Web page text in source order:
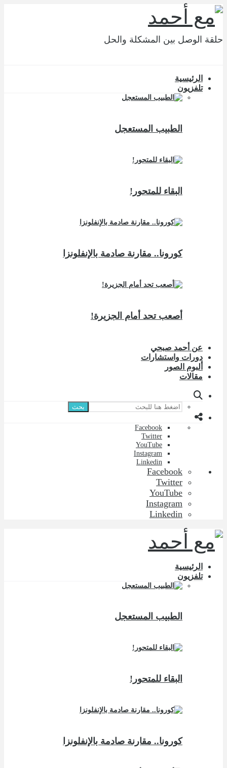
حلقة الوصل بين المشكلة والحل
الرئيسية
تلفزيون
الطبيب المستعجل
البقاء للمتحور!
كورونا.. مقارنة صادمة بالإنفلونزا
أصعب تحد أمام الجزيرة!
عن أحمد صبحي
دورات واستشارات
ألبوم الصور
مقالات
بحث
Facebook
Twitter
YouTube
Instagram
Linkedin
Facebook
Twitter
YouTube
Instagram
Linkedin
الرئيسية
تلفزيون
الطبيب المستعجل
البقاء للمتحور!
كورونا.. مقارنة صادمة بالإنفلونزا